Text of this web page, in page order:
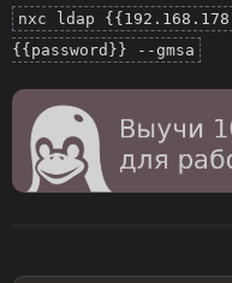
nxc ldap
{{password}} --gmsa